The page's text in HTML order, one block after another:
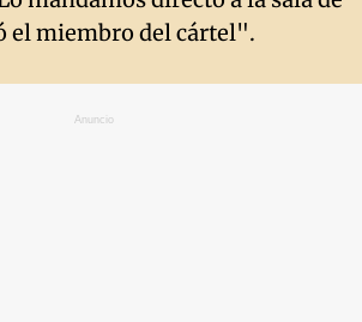
el miembro del cártel".
Anuncio